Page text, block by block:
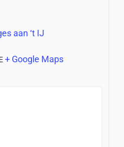
aan ‘t IJ
+ Google Maps